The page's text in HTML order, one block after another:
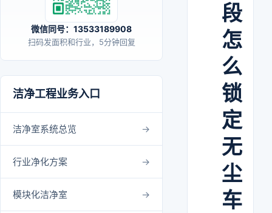
微信同号：13533189908
扫码发面积和行业，5分钟回复
洁净工程业务入口
洁净室系统总览
行业净化方案
模块化洁净室
段
怎
么
锁
定
无
尘
车